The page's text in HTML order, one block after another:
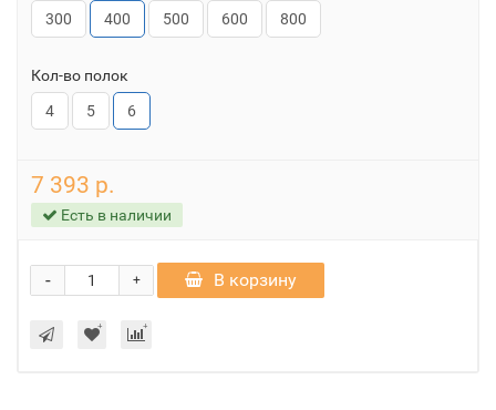
300
400 500 600 800
Кол-во полок
4
5 6
7 393 р.
Есть в наличии
+
- В корзину